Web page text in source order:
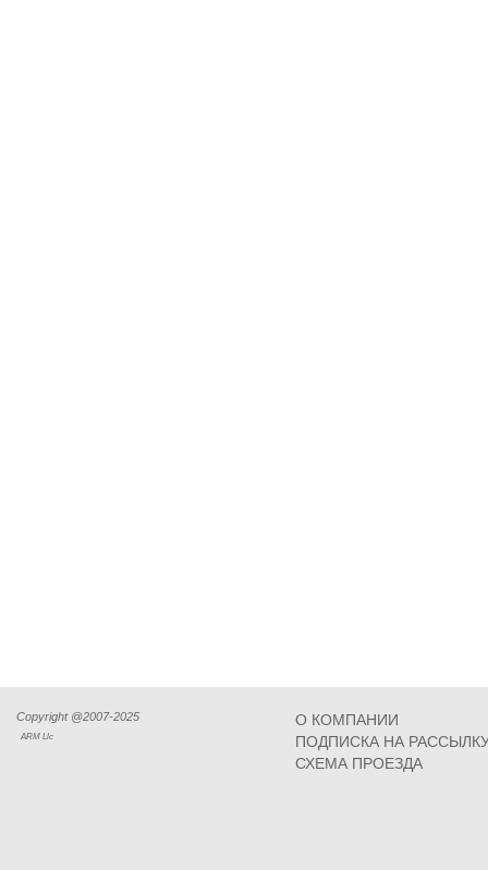
Copyright @2007-2025
ARM Llc
О КОМПАНИИ
ПОДПИСКА НА
СХЕМА ПРОЕЗДА